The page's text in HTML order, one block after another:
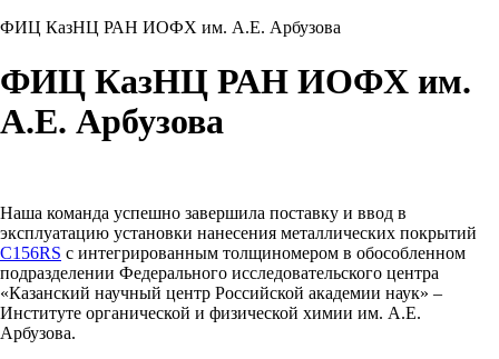
ФИЦ КазНЦ РАН ИОФХ им. А.Е. Арбузова
ФИЦ КазНЦ РАН ИОФХ им.
А.Е. Арбузова
Наша команда успешно завершила поставку и ввод в
эксплуатацию установки нанесения металлических покрытий
C156RS с интегрированным толщиномером в обособленном
подразделении Федерального исследовательского центра
«Казанский научный центр Российской академии наук» –
Институте органической и физической химии им. А.Е.
Арбузова.